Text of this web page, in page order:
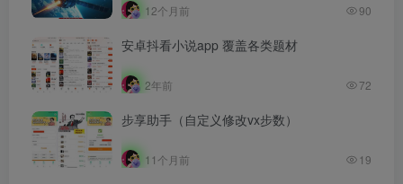
12个月前 90
安卓抖看小说app 覆盖各类题材
2年前 72
步享助手（自定义修改vx步数）
11个月前 19